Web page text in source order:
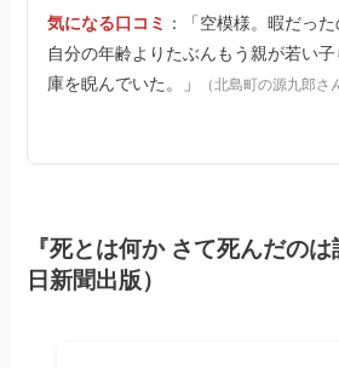
気になる口コミ ：「空模様。暇だっ
自分の年齢よりたぶんもう親が若い
庫を睨んでいた。」
（北島町の源九郎さ
『死とは何か さて死んだの
日新聞出版）